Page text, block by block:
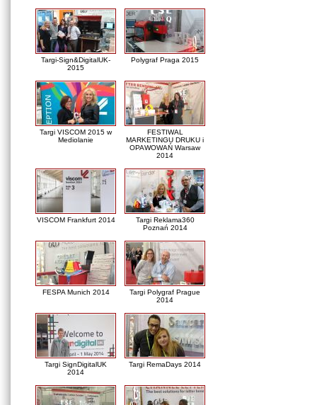
Targi-Sign&DigitalUK-
2015
Polygraf Praga 2015
Targi VISCOM 2015 w
Mediolanie
FESTIWAL
MARKETINGU DRUKU i
OPAWOWAŃ Warsaw
2014
VISCOM Frankfurt 2014
Targi Reklama360
Poznań 2014
FESPA Munich 2014
Targi Polygraf Prague
2014
Targi SignDigitalUK
2014
Targi RemaDays 2014